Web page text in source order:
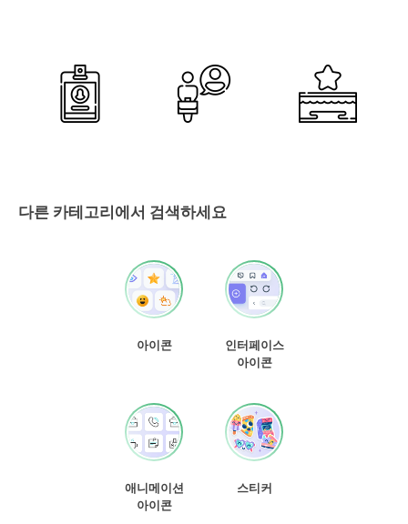
다른 카테고리에서 검색하세요
아이콘
인터페이스
아이콘
애니메이션
아이콘
스티커